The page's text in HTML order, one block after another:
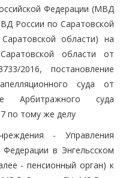
Федерации (МВД
России по Саратовской
области) на
области от
2016, постановление
суда от
Арбитражного суда
по тому же делу
- Управления
в Энгельсском
- пенсионный орган) к